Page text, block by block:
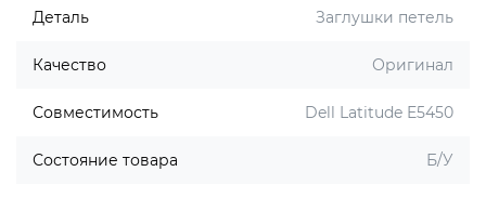
Деталь Заглушки петель
Качество Оригинал
Совместимость Dell Latitude E5450
Состояние товара Б/У